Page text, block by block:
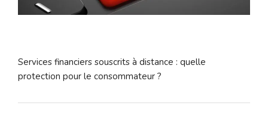
Services financiers souscrits à distance : quelle
protection pour le consommateur ?